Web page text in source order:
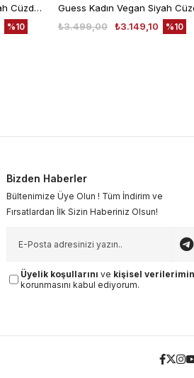
Guess Kadın Vegan Siyah Cüzdan Cüzdan
%10
₺3.149,10
₺3.499,00 %10
Bizden Haberler
Bültenimize Üye Olun ! Tüm İndirim ve
Fırsatlardan İlk Sizin Haberiniz Olsun!
Üyelik koşullarını ve kişisel verilerimin
korunmasını kabul ediyorum.